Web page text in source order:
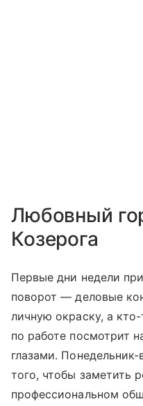
Любовный
Козерога
Первые дни недели
поворот — деловые
личную окраску, а
по работе посмотрит
глазами.
того, чтобы заметить
профессиональном